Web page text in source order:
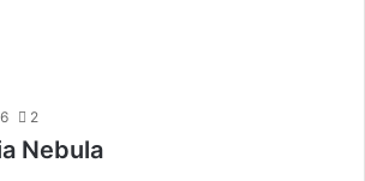
2
Nebula